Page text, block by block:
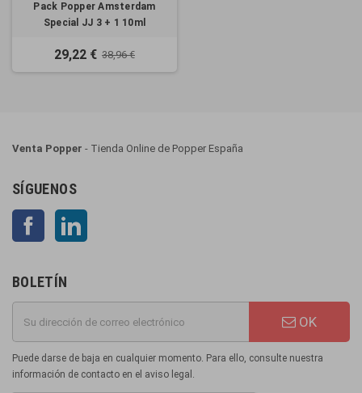
Pack Popper Amsterdam
Special JJ 3 + 1 10ml
29,22 € 38,96 €
Venta Popper - Tienda Online de Popper España
SÍGUENOS
Facebook
BOLETÍN
OK
Puede darse de baja en cualquier momento. Para ello, consulte nuestra
información de contacto en el aviso legal.